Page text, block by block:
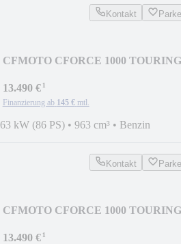
Kontakt
CFMOTO CFORCE 1000 TOURING
13.490 €¹
Finanzierung ab 145 € mtl.
63 kW (86 PS) • 963 cm³ • Benzin
Kontakt
CFMOTO CFORCE 1000 TOURING
13.490 €¹